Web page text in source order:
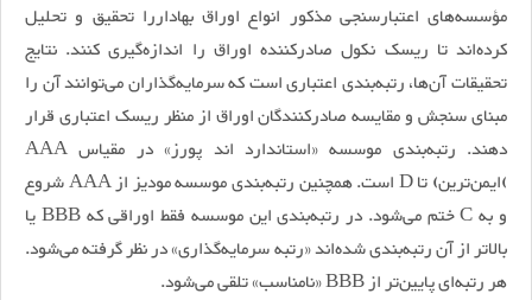
مؤسسه‌های اعتبارسنجی مذکور انواع اوراق بهاداررا تحقیق و تحلیل
کرده‌اند تا ریسک نکول صادرکننده اوراق را اندازه‌گیری کنند. نتایج
تحقیقات آن‌ها، رتبه‌بندی اعتباری است که سرمایه‌گذاران می‌توانند آن را
مبنای سنجش و مقایسه صادرکنندگان اوراق از منظر ریسک اعتباری قرار
دهند. رتبه‌بندی موسسه «استاندارد اند پورز» در مقیاس AAA
)ایمن‌ترین) تا D است. همچنین رتبه‌بندی موسسه مودیز از AAA شروع
و به C ختم می‌شود. در رتبه‌بندی این موسسه فقط اوراقی که BBB یا
بالاتر از آن رتبه‌بندی شده‌اند «رتبه‌ سرمایه‌گذاری» در نظر گرفته می‌شود.
هر رتبه‌ای پایین‌تر از BBB «نامناسب» تلقی می‌شود.